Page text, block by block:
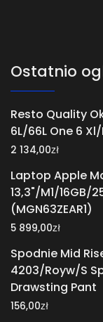
Ostatnio
Resto Quality
6L/66L One 6
2 134,00zł
Laptop Apple
13,3"/M1/16GB/
(MGN63ZEAR1)
5 899,00zł
Spodnie Mid
4203/Royw/S
Drawsting Pant
156,00zł